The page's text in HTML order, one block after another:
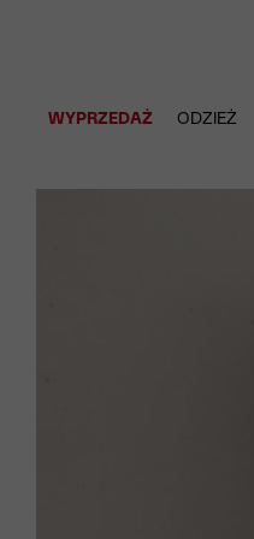
WYPRZEDAŻ ODZIEŻ